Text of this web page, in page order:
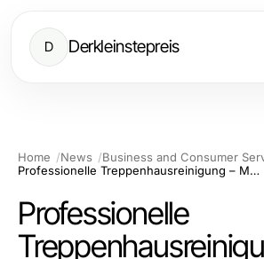
D Derkleinstepreis
Home News
Business and Consumer
Professionelle Treppenhausreinigung – Münster & Umgebung: Essentielle Lösungen für 2026
Professionelle